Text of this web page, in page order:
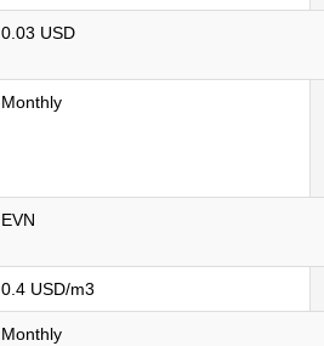
0.03 USD
Monthly
EVN
0.4 USD/m3
Monthly